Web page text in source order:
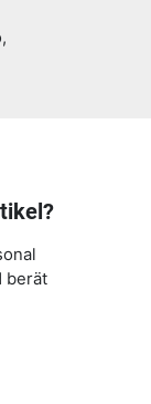
berät